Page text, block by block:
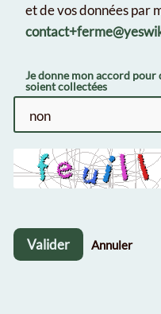
et de vos données par
Je donne mon accord pour
soient collectées
Valider Annuler